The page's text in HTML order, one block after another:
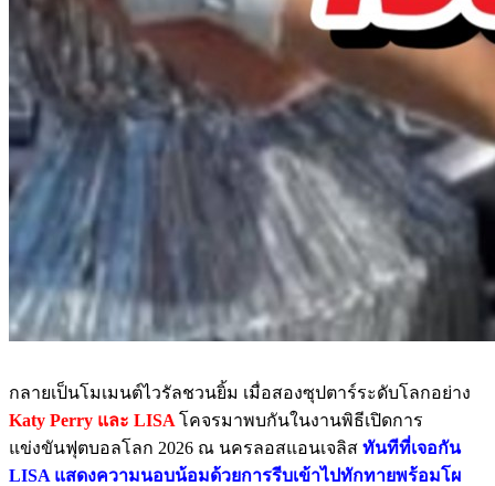
กลายเป็นโมเมนต์ไวรัลชวนยิ้ม เมื่อสองซุปตาร์ระดับโลกอย่าง
Katy Perry และ LISA โคจรมาพบกันในงานพิธีเปิดการ
แข่งขันฟุตบอลโลก 2026 ณ นครลอสแอนเจลิส ทันทีที่เจอกัน
LISA แสดงความนอบน้อมด้วยการรีบเข้าไปทักทายพร้อมโผ